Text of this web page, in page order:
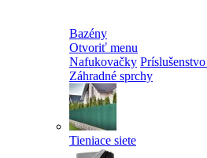
Bazény
Otvoriť menu
Nafukovačky
Záhradné sprchy
Tieniace siete